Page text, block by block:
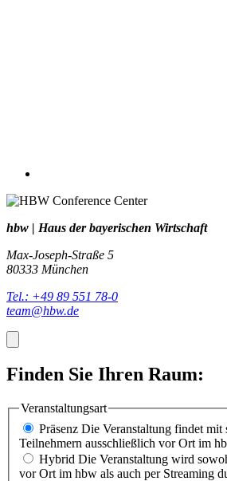
hbw | Haus der bayerischen Wirtschaft
Max-Joseph-Straße 5
80333 München
Tel.: +49 89 551 78-0
team@hbw.de
Finden Sie Ihren Raum:
Veranstaltungsart
Präsenz Die Veranstaltung findet mit
Teilnehmern ausschließlich vor Ort im
Hybrid Die Veranstaltung wird
vor Ort im hbw als auch per Streaming